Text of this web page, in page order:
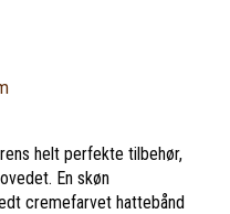
helt perfekte tilbehør,
En skøn
cremefarvet hattebånd